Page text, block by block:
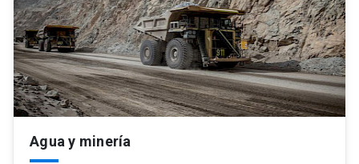
Agua y minería